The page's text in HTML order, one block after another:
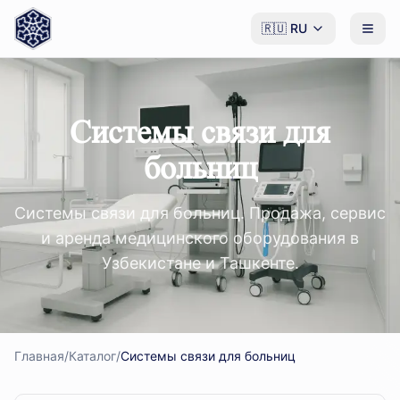
🇷🇺 RU
Системы связи для
больниц
Системы связи для больниц. Продажа, сервис
и аренда медицинского оборудования в
Узбекистане и Ташкенте.
Главная/Каталог/Системы связи для больниц